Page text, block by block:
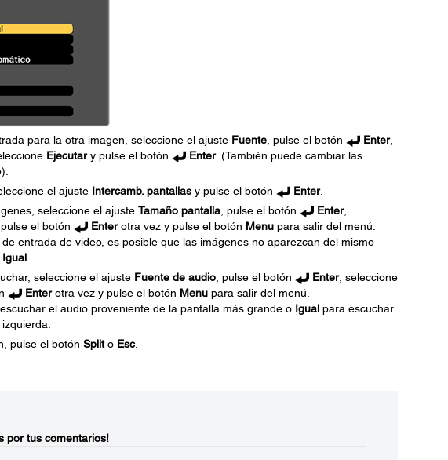
para la otra imagen, seleccione el ajuste Fuente, pulse el botón Enter,
Ejecutary pulse el botón Enter. (También puede cambiar las
el ajuste Intercamb. pantallasy pulse el botón Enter.
seleccione el ajuste Tamaño pantalla, pulse el botón Enter,
el botón
Enterotra vez y pulse el botón Menupara salir del menú.
entrada de video, es posible que las imágenes no aparezcan del mismo
Igual.
seleccione el ajuste Fuente de audio, pulse el botón Enter, seleccione
Enterotra vez y pulse el botón Menupara salir del menú.
el audio proveniente de la pantalla más grande o Igualpara escuchar
pulse el botón Splito Esc.
por tus comentarios!